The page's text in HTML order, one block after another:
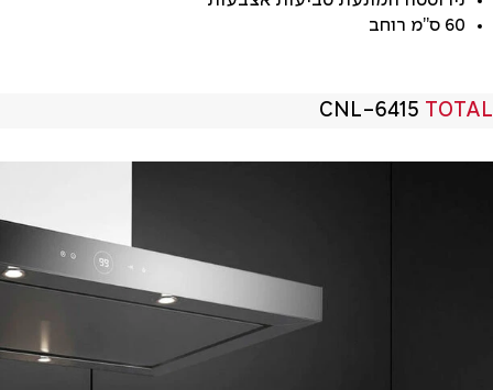
60 ס”מ רוחב
CNL-6415 TOTAL